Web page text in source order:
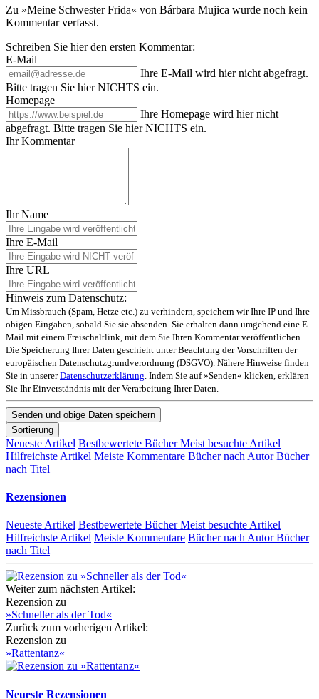
Zu »Meine Schwester Frida« von Bárbara Mujica wurde noch kein
Kommentar verfasst.
Schreiben Sie hier den ersten Kommentar:
E-Mail
Ihre E-Mail wird hier nicht abgefragt.
Bitte tragen Sie hier NICHTS ein.
Homepage
Ihre Homepage wird hier nicht
abgefragt. Bitte tragen Sie hier NICHTS ein.
Ihr Kommentar
Ihr Name
Ihre E-Mail
Ihre URL
Hinweis zum Datenschutz:
Um Missbrauch (Spam, Hetze etc.) zu verhindern, speichern wir Ihre IP und Ihre
obigen Eingaben, sobald Sie sie absenden. Sie erhalten dann umgehend eine E-
Mail mit einem Freischaltlink, mit dem Sie Ihren Kommentar veröffentlichen.
Die Speicherung Ihrer Daten geschieht unter Beachtung der Vorschriften der
europäischen Datenschutzgrundverordnung (DSGVO). Nähere Hinweise finden
Sie in unsererDatenschutzerklärung . Indem Sie auf »Senden« klicken, erklären
Sie Ihr Einverständnis mit der Verarbeitung Ihrer Daten.
Sortierung
Neueste Artikel Bestbewertete BücherMeist besuchte Artikel
Hilfreichste Artikel Meiste Kommentare Bücher nach AutorBücher
nach Titel
Rezensionen
Neueste Artikel Bestbewertete BücherMeist besuchte Artikel
Hilfreichste Artikel Meiste Kommentare Bücher nach AutorBücher
nach Titel
Weiter zum nächsten Artikel:
Rezension zu
»Schneller als der Tod«
Zurück zum vorherigen Artikel:
Rezension zu
»Rattentanz«
Neueste Rezensionen